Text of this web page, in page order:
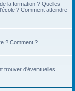
la formation ? Quelles
? Comment atteindre
? Comment ?
trouver d'éventuelles